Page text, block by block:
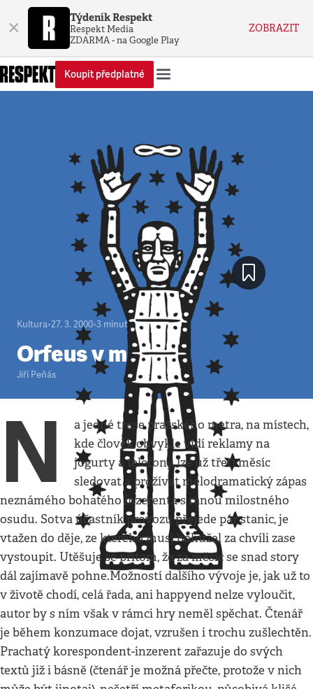
× Týdeník Respekt
Respekt Media
ZDARMA - na Google Play
ZOBRAZIT
Koupit předplatné
Kultura•27. 3. 2000•3 minuty
Orfeus v metru
Jiří Peňás
N
a jedné trase pražského metra, na místech,
kde člověk obvykle vidí reklamy na
jogurty a telefony, lze už třetí měsíc
sledovat a prožívat melodramatický zápas
neznámého bohatého inzerenta s ranou milostného
osudu. Sotva účastník provozu přejede pár stanic, je
vtažen do děje, ze kterého musí bohužel za chvíli zase
vystoupit. Utěšuje se přitom, že za měsíc se snad story
dál zajímavě pohne.Možností dalšího vývoje je, jak už to
v životě chodí, celá řada, ani happyend nelze vyloučit,
autor by s ním však v rámci hry neměl spěchat. Čtenář
je během konzumace dojat, vzrušen i trochu zušlechtěn.
Prachatý korespondent-inzerent zařazuje do svých
textů již i básně (čtenář je možná přečte, protože v nich